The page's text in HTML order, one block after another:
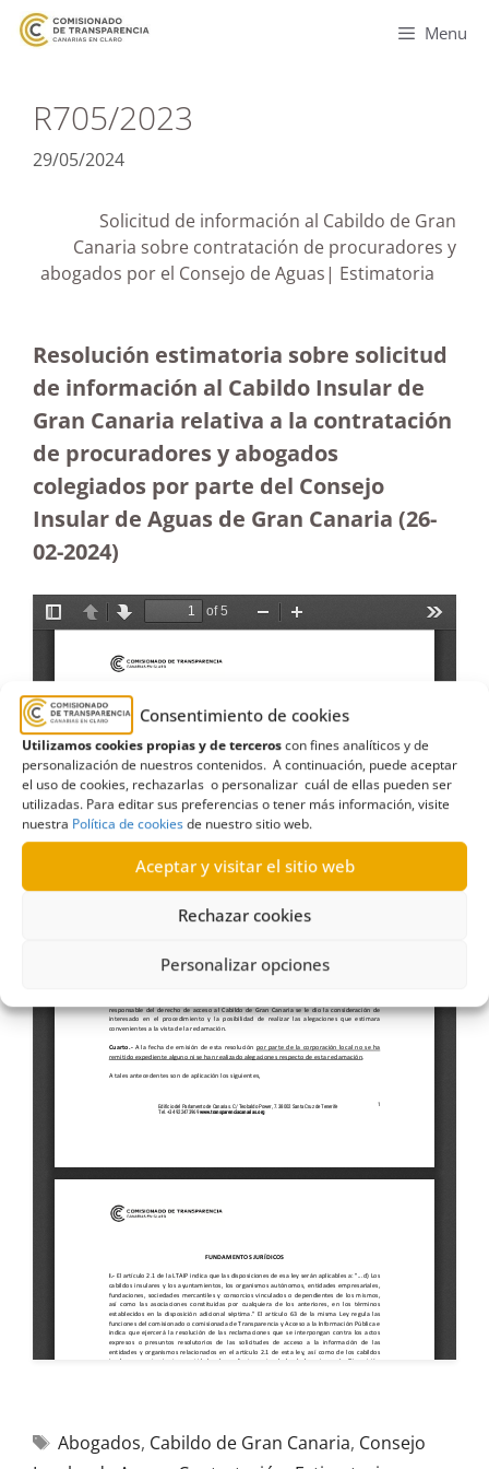
Consentimiento de cookies
Utilizamos cookies propias y de terceroscon fines analíticos y de
personalización de nuestros contenidos. A continuación, puede aceptar
el uso de cookies, rechazarlas o personalizar cuál de ellas pueden ser
utilizadas. Para editar sus preferencias o tener más información, visite
nuestra Política de cookiesde nuestro sitio web.
Aceptar y visitar el sitio web
Rechazar cookies
Personalizar opciones
Menu
R705/2023
29/05/2024
Solicitud de información al Cabildo de Gran
Canaria sobre contratación de procuradores y
abogados por el Consejo de Aguas| Estimatoria
Resolución estimatoria sobre solicitud
de información al Cabildo Insular de
Gran Canaria relativa a la contratación
de procuradores y abogados
colegiados por parte del Consejo
Insular de Aguas de Gran Canaria (26-
02-2024)
Abogados, Cabildo de Gran Canaria, Consejo